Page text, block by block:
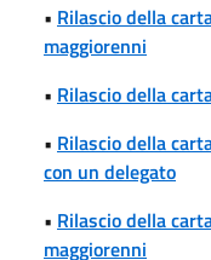
• Rilascio della
maggiorenni
• Rilascio della
• Rilascio della
con un delegato
• Rilascio della
maggiorenni